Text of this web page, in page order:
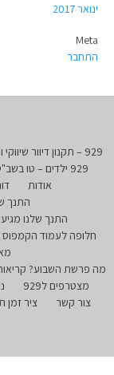
ינואר 2017
Meta
התחבר
929 – תקנון דיוור שיווקי ותקשורת דיגיטלית
929 ילדים – טו בשב"ט
אודות
התנך
התנך שלנו
חלופה לעמוד הקמפוס
מה פרשת השבוע?
מצטרפים ל929
צור קשר
ציר זמן